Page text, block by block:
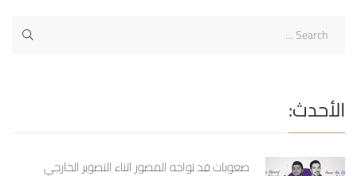
الأحدث:
صعوبات قد تواجه المصور اثناء التصوير الخارجي